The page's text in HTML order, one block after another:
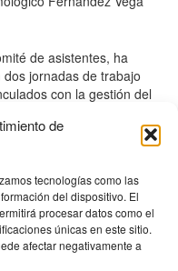
de
tecnologías como las
del dispositivo. El
procesar datos como el
únicas en este sitio.
afectar negativamente a
de asistentes, ha
jornadas de trabajo
con la gestión del
regulación de normativas
han estado
de centros como
Vega, Sanoptis,
de Barcelona, Miranza,
Innova Ocular,